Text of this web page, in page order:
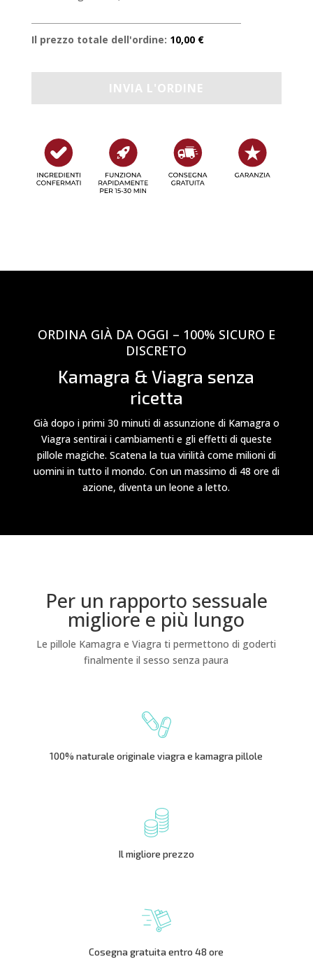
Il prezzo totale dell'ordine: 10,00 €
ORDINA GIÀ DA OGGI – 100% SICURO E
DISCRETO
Kamagra & Viagra senza
ricetta
Già dopo i primi 30 minuti di assunzione di Kamagra o
Viagra sentirai i cambiamenti e gli effetti di queste
pillole magiche. Scatena la tua virilità come milioni di
uomini in tutto il mondo. Con un massimo di 48 ore di
azione, diventa un leone a letto.
Per un rapporto sessuale
migliore e più lungo
Le pillole Kamagra e Viagra ti permettono di goderti
finalmente il sesso senza paura
100% naturale originale viagra e kamagra pillole
Il migliore prezzo
Cosegna gratuita entro 48 ore